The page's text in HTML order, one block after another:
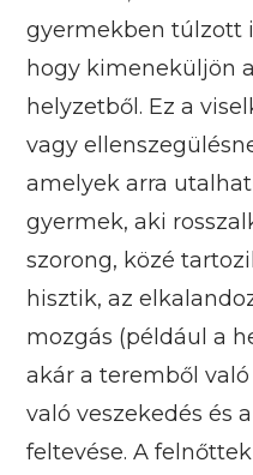
gyermekben túlzott
hogy kimeneküljön
helyzetből. Ez a
vagy
amelyek arra
gyermek, aki
szorong, közé
hisztik, az
mozgás (például a
akár a teremből való
való veszekedés és
feltevése. A